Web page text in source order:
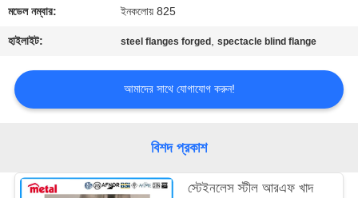
খবর
মামলা
মডেল নম্বার: ইনকলোয় 825
হাইলাইট: steel flanges forged ,spectacle blind flange
আমাদের সাথে যোগাযোগ করুন!
বিশদ প্রকাশ
স্টেইনলেস স্টীল আরএফ খাদ